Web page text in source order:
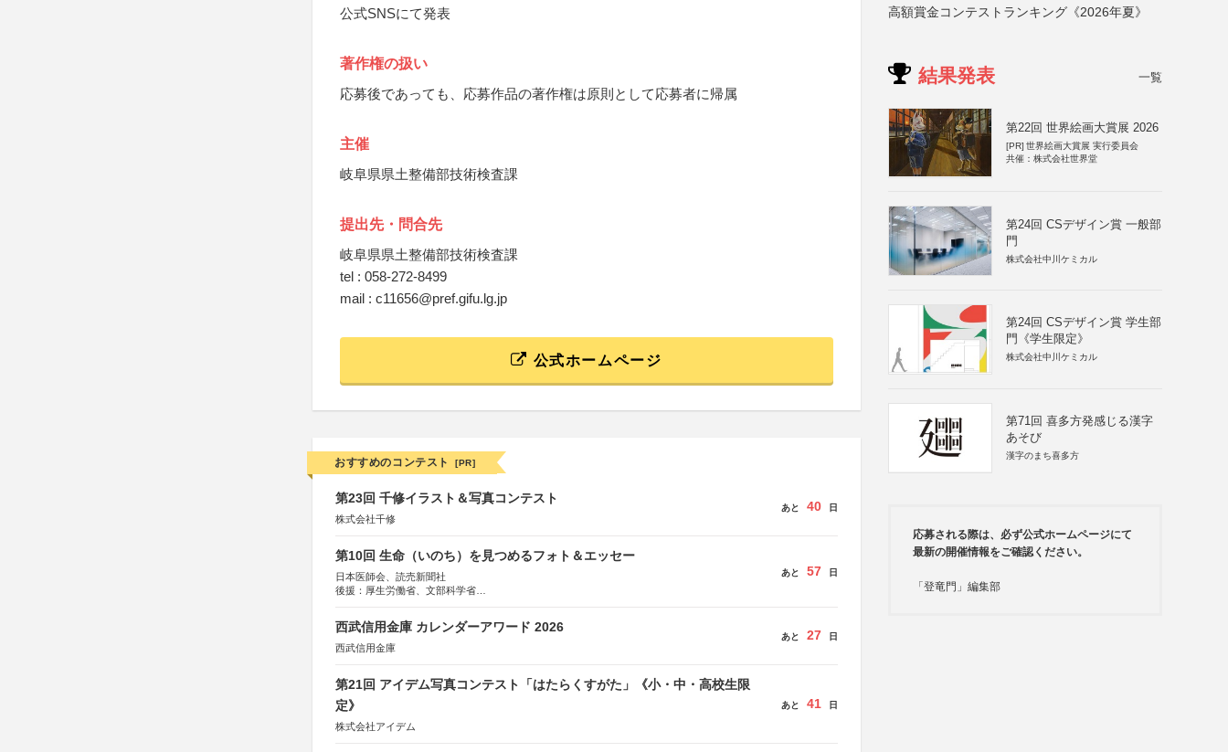
公式SNSにて発表
著作権の扱い
応募後であっても、応募作品の著作権は原則として応募者に帰属
主催
岐阜県県土整備部技術検査課
提出先・問合先
岐阜県県土整備部技術検査課
tel : 058-272-8499
mail : c11656@pref.gifu.lg.jp
公式ホームページ
おすすめのコンテスト [PR]
第23回 千修イラスト＆写真コンテスト
株式会社千修
あと 40 日
第10回 生命（いのち）を見つめるフォト＆エッセー
日本医師会、読売新聞社
後援：厚生労働省、文部科学省
あと 57 日
西武信用金庫 カレンダーアワード 2026
西武信用金庫
あと 27 日
第21回 アイデム写真コンテスト「はたらくすがた」《小・中・高校生限
定》
株式会社アイデム
あと 41 日
高額賞金コンテストランキング《2026年夏》
結果発表 一覧
第22回 世界絵画大賞展 2026
[PR] 世界絵画大賞展 実行委員会
共催：株式会社世界堂
第24回 CSデザイン賞 一般部
門
株式会社中川ケミカル
第24回 CSデザイン賞 学生部
門《学生限定》
株式会社中川ケミカル
第71回 喜多方発感じる漢字
あそび
漢字のまち喜多方
応募される際は、必ず公式ホームページにて
最新の開催情報をご確認ください。
「登竜門」編集部